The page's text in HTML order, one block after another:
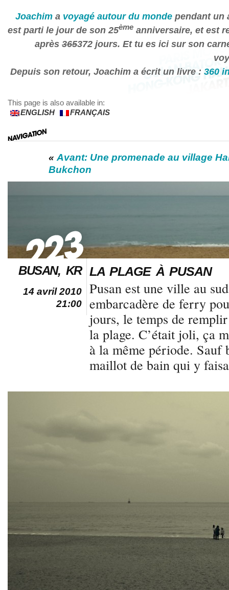
Joachim a voyagé autour du monde pendant un
est parti le jour de son 25ème anniversaire, et est
après 365372 jours. Et tu es ici sur son
Depuis son retour, Joachim a écrit un livre : 360
This page is also available in:
ENGLISH
FRANÇAIS
« Avant: Une promenade au village
Bukchon
BUSAN, KR
14 avril 2010
21:00
LA PLAGE À PUSAN
Pusan est une ville au
embarcadère de ferry
jours, le temps de
la plage. C’était joli, ça
à la même période. Sauf
maillot de bain qui y